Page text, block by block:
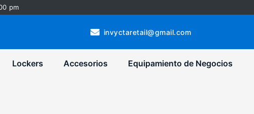
pm
invyctaretail@gmail.com
Lockers Accesorios Equipamiento de Negocios